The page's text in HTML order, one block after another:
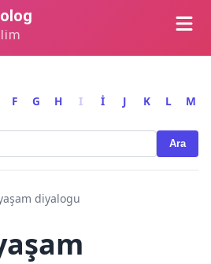
F G H I İ J K L M
Ara
diyalogu